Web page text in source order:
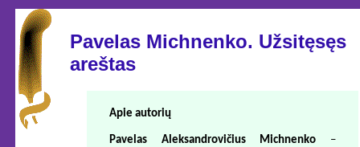
Pavelas Michnenko. Užsitęsęs
areštas
Apie autorių
Pavelas Aleksandrovičius Michnenko –